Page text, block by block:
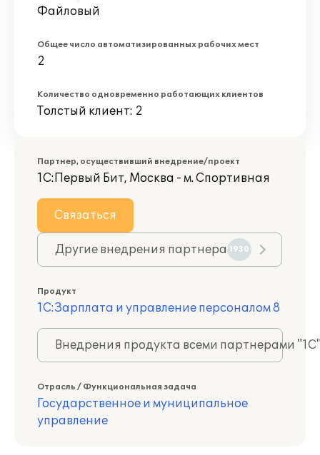
Файловый
Общее число автоматизированных рабочих мест
2
Количество одновременно работающих клиентов
Толстый клиент: 2
Партнер, осуществивший внедрение/проект
1С:Первый Бит, Москва - м. Спортивная
Связаться
Другие внедрения партнера 1930
Продукт
1С:Зарплата и управление персоналом 8
Внедрения продукта всеми партнерами
Отрасль / Функциональная задача
Государственное и муниципальное
управление